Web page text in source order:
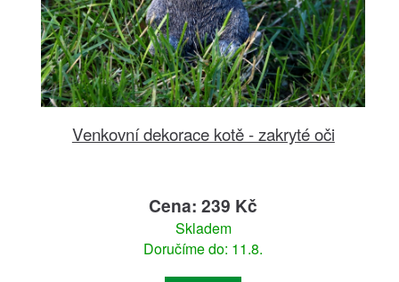
Venkovní dekorace kotě - zakryté oči
Cena: 239 Kč
Skladem
Doručíme do: 11.8.